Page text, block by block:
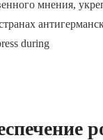
мнения,
during